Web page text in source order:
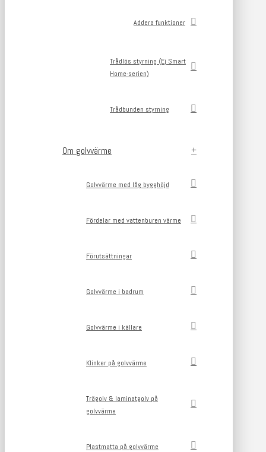
Addera funktioner
Trådlös styrning (Ej Smart
Home-serien)
Trådbunden styrning
Om golvvärme
Golvvärme med låg bygghöjd
Fördelar med vattenburen värme
Förutsättningar
Golvvärme i badrum
Golvvärme i källare
Klinker på golvvärme
Trägolv & laminatgolv på
golvvärme
Plastmatta på golvvärme